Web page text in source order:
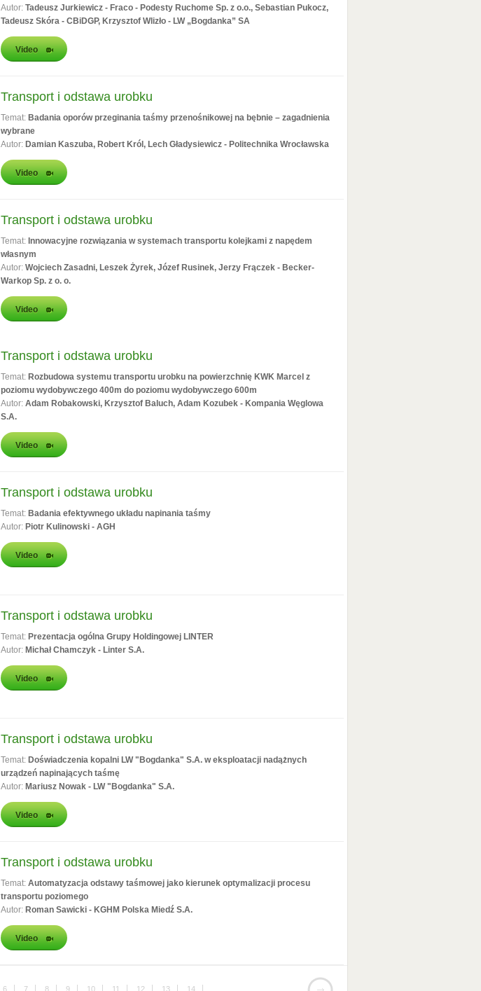
Autor: Tadeusz Jurkiewicz - Fraco - Podesty Ruchome Sp. z o.o., Sebastian Pukocz,
Tadeusz Skóra - CBiDGP, Krzysztof Wlizło - LW „Bogdanka” SA
Video
Transport i odstawa urobku
Temat: Badania oporów przeginania taśmy przenośnikowej na bębnie – zagadnienia
wybrane
Autor: Damian Kaszuba, Robert Król, Lech Gładysiewicz - Politechnika Wrocławska
Video
Transport i odstawa urobku
Temat: Innowacyjne rozwiązania w systemach transportu kolejkami z napędem
własnym
Autor: Wojciech Zasadni, Leszek Żyrek, Józef Rusinek, Jerzy Frączek - Becker-
Warkop Sp. z o. o.
Video
Transport i odstawa urobku
Temat: Rozbudowa systemu transportu urobku na powierzchnię KWK Marcel z
poziomu wydobywczego 400m do poziomu wydobywczego 600m
Autor: Adam Robakowski, Krzysztof Baluch, Adam Kozubek - Kompania Węglowa
S.A.
Video
Transport i odstawa urobku
Temat: Badania efektywnego układu napinania taśmy
Autor: Piotr Kulinowski - AGH
Video
Transport i odstawa urobku
Temat: Prezentacja ogólna Grupy Holdingowej LINTER
Autor: Michał Chamczyk - Linter S.A.
Video
Transport i odstawa urobku
Temat: Doświadczenia kopalni LW "Bogdanka" S.A. w eksploatacji nadążnych
urządzeń napinających taśmę
Autor: Mariusz Nowak - LW "Bogdanka" S.A.
Video
Transport i odstawa urobku
Temat: Automatyzacja odstawy taśmowej jako kierunek optymalizacji procesu
transportu poziomego
Autor: Roman Sawicki - KGHM Polska Miedź S.A.
Video
6 7 8 9 10 11 12 13 14